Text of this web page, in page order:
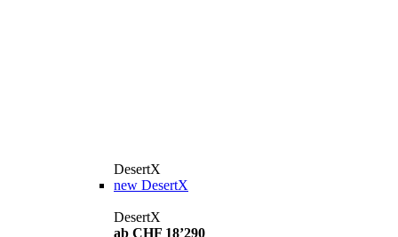
DesertX
new DesertX
DesertX
ab CHF 18’290